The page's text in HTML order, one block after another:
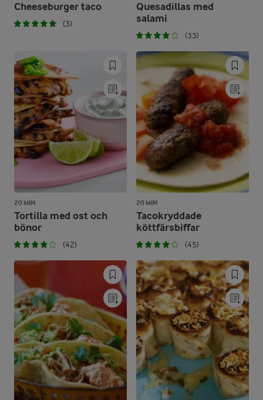
Cheeseburger taco
(3)
Quesadillas med
salami
(33)
20 MIN
Tortilla med ost och
bönor
(42)
20 MIN
Tacokryddade
köttfärsbiffar
(45)